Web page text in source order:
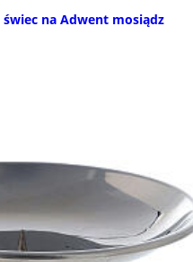
na Adwent mosiądz